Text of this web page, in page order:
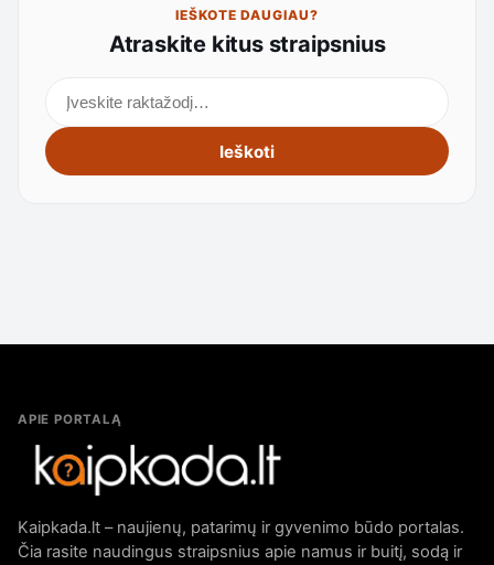
IEŠKOTE DAUGIAU?
Atraskite kitus straipsnius
Ieškoti
APIE PORTALĄ
Kaipkada.lt – naujienų, patarimų ir gyvenimo būdo portalas.
Čia rasite naudingus straipsnius apie namus ir buitį, sodą ir